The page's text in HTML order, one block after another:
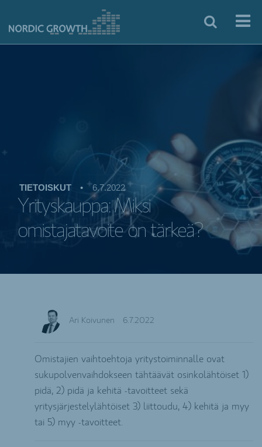
TIETOISKUT • 6.7.2022
Yrityskauppa: Miksi
omistajatavoite on tärkeä?
Ari Koivunen 6.7.2022
Omistajien vaihtoehtoja yritystoiminnalle ovat
sukupolvenvaihdokseen tähtäävät osinkolähtöiset 1)
pidä, 2) pidä ja kehitä -tavoitteet sekä
yritysjärjestelylähtöiset 3) liittoudu, 4) kehitä ja myy
tai 5) myy -tavoitteet.